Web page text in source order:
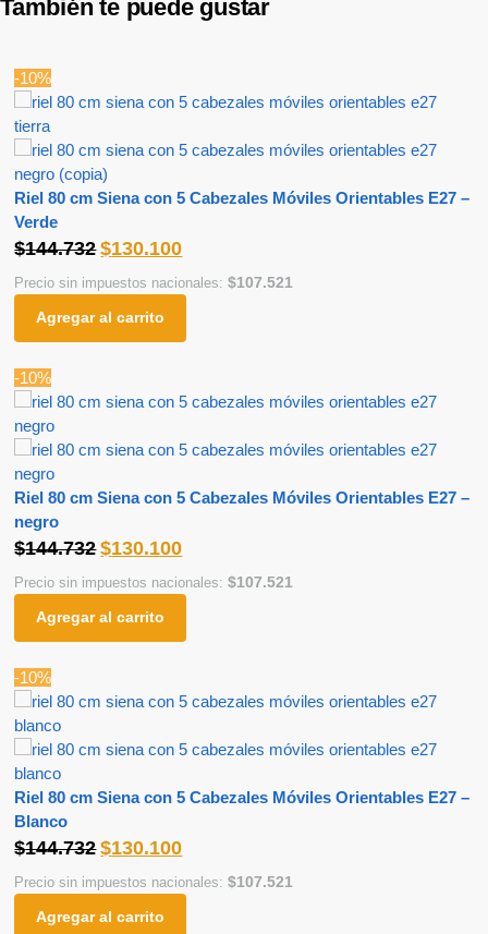
También te puede gustar
-10%
Riel 80 cm Siena con 5 Cabezales Móviles Orientables E27 –
Verde
$144.732 $130.100
Precio sin impuestos nacionales:$107.521
Agregar al carrito
-10%
Riel 80 cm Siena con 5 Cabezales Móviles Orientables E27 –
negro
$144.732 $130.100
Precio sin impuestos nacionales:$107.521
Agregar al carrito
-10%
Riel 80 cm Siena con 5 Cabezales Móviles Orientables E27 –
Blanco
$144.732 $130.100
Precio sin impuestos nacionales:$107.521
Agregar al carrito